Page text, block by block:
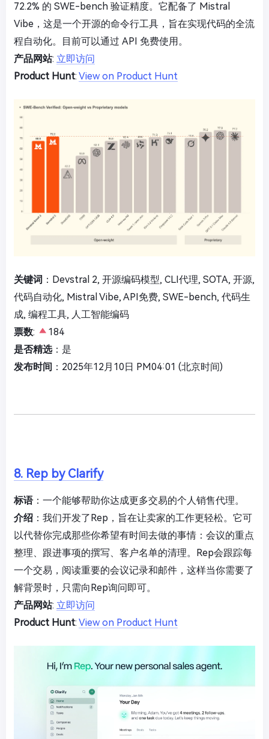
72.2% 的 SWE-bench 验证精度。它配备了 Mistral
Vibe，这是一个开源的命令行工具，旨在实现代码的全流
程自动化。目前可以通过 API 免费使用。
产品网站: 立即访问
Product Hunt: View on Product Hunt
关键词 ：Devstral 2, 开源编码模型, CLI代理, SOTA, 开源,
代码自动化, Mistral Vibe, API免费, SWE-bench, 代码生
成, 编程工具, 人工智能编码
票数:
184
是否精选：是
发布时间 ：2025年12月10日 PM04:01 (北京时间)
8. Rep by Clarify
标语：一个能够帮助你达成更多交易的个人销售代理。
介绍 ：我们开发了Rep，旨在让卖家的工作更轻松。它可
以代替你完成那些你希望有时间去做的事情：会议的重点
整理、跟进事项的撰写、客户名单的清理。Rep会跟踪每
一个交易，阅读重要的会议记录和邮件，这样当你需要了
解背景时，只需向Rep询问即可。
产品网站: 立即访问
Product Hunt: View on Product Hunt